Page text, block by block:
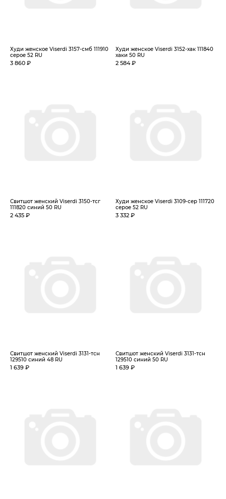
Худи женское Viserdi 3157-смб 111910
серое 52 RU
3 860 ₽
Худи женское Viserdi 3152-хак 111840
хаки 50 RU
2 584 ₽
Свитшот женский Viserdi 3150-тсг
111820 синий 50 RU
2 435 ₽
Худи женское Viserdi 3109-сер 111720
серое 52 RU
3 332 ₽
Свитшот женский Viserdi 3131-тсн
129510 синий 48 RU
1 639 ₽
Свитшот женский Viserdi 3131-тсн
129510 синий 50 RU
1 639 ₽